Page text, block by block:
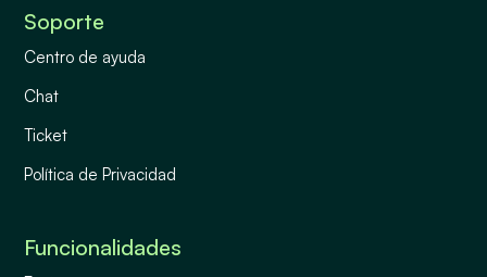
Soporte
Centro de ayuda
Chat
Ticket
Política de Privacidad
Funcionalidades